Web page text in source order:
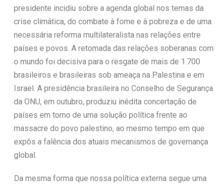
presidente incidiu sobre a agenda global nos temas da
crise climática, do combate à fome e à pobreza e de uma
necessária reforma multilateralista nas relações entre
países e povos. A retomada das relações soberanas com
o mundo foi decisiva para o resgate de mais de 1.700
brasileiros e brasileiras sob ameaça na Palestina e em
Israel. A presidência brasileira no Conselho de Segurança
da ONU, em outubro, produziu inédita concertação de
países em torno de uma solução política frente ao
massacre do povo palestino, ao mesmo tempo em que
expôs a falência dos atuais mecanismos de governança
global.
Da mesma forma que nossa política externa segue uma